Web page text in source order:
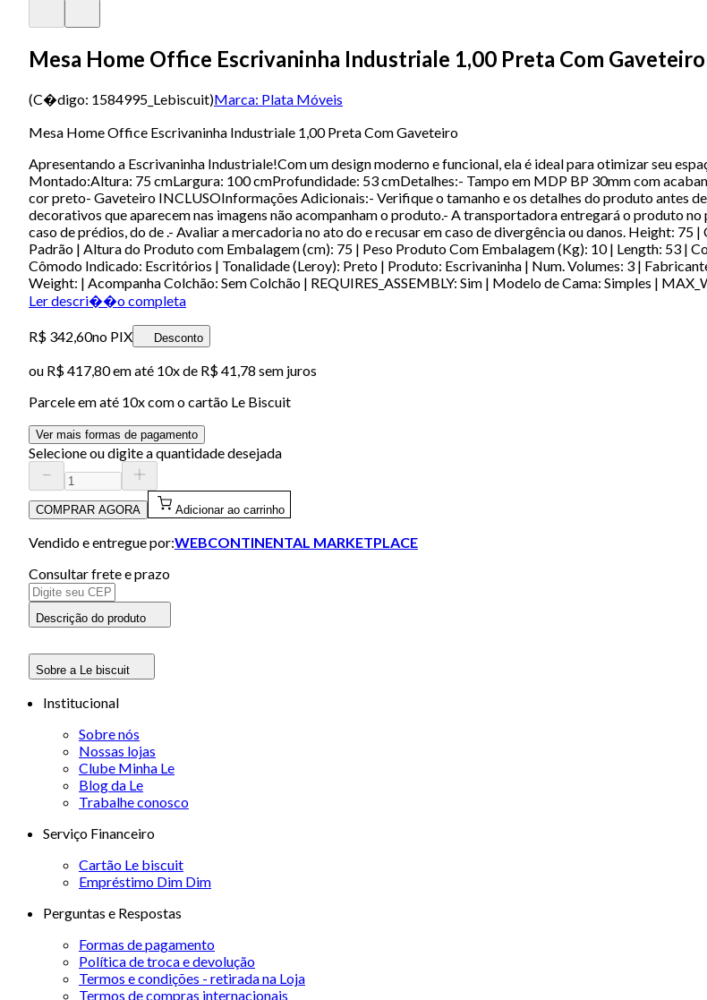
Mesa Home Office Escrivaninha Industriale 1,00 Preta Com Gaveteiro
(C�digo: 1584995_Lebiscuit)Marca: Plata Móveis
Mesa Home Office Escrivaninha Industriale 1,00 Preta Com Gaveteiro
Apresentando a Escrivaninha Industriale!Com um design moderno e funcional, ela é ideal para otimizar seu
Montado:Altura: 75 cmLargura: 100 cmProfundidade: 53 cmDetalhes:- Tampo em MDP BP 30mm com
cor preto- Gaveteiro INCLUSOInformações Adicionais:- Verifique o tamanho e os detalhes do produto antes
decorativos que aparecem nas imagens não acompanham o produto.- A transportadora entregará o produto
caso de prédios, do de .- Avaliar a mercadoria no ato do e recusar em caso de divergência ou danos. Height:
Padrão | Altura do Produto com Embalagem (cm): 75 | Peso Produto Com Embalagem (Kg): 10 | Length: 53 |
Cômodo Indicado: Escritórios | Tonalidade (Leroy): Preto | Produto: Escrivaninha | Num. Volumes: 3 |
Weight: | Acompanha Colchão: Sem Colchão | REQUIRES_ASSEMBLY: Sim | Modelo de Cama: Simples |
Ler descri��o completa
R$ 342,60no PIX Desconto
ou R$ 417,80em até 10x de R$ 41,78 sem juros
Parcele em até 10x com o cartão Le Biscuit
Ver mais formas de pagamento
Selecione ou digite a quantidade desejada
COMPRAR AGORA Adicionar ao carrinho
Vendido e entregue por:WEBCONTINENTAL MARKETPLACE
Consultar frete e prazo
Descrição do produto
Sobre a Le biscuit
Institucional
Sobre nós
Nossas lojas
Clube Minha Le
Blog da Le
Trabalhe conosco
Serviço Financeiro
Cartão Le biscuit
Empréstimo Dim Dim
Perguntas e Respostas
Formas de pagamento
Política de troca e devolução
Termos e condições - retirada na Loja
Termos de compras internacionais